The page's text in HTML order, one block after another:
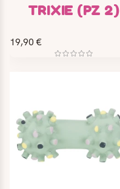
TRIXIE (PZ 2)
19,90 €